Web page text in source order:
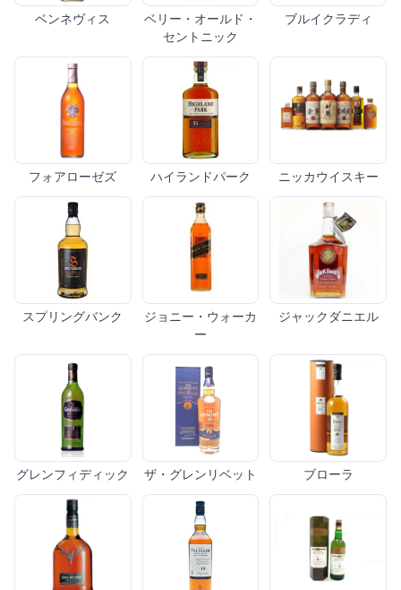
ベンネヴィス
ベリー・オールド・
セントニック
ブルイクラディ
フォアローゼズ ハイランドパーク ニッカウイスキー
スプリングバンク
ジョニー・ウォーカ
ー
ジャックダニエル
グレンフィディック ザ・グレンリベット ブローラ